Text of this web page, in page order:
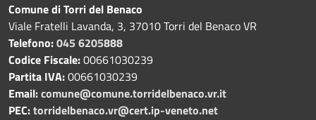
Comune di Torri del Benaco
Viale Fratelli Lavanda, 3, 37010 Torri del Benaco VR
Telefono:045 6205888
Codice Fiscale:00661030239
Partita IVA:00661030239
Email:comune@comune.torridelbenaco.vr.it
PEC:torridelbenaco.vr@cert.ip-veneto.net